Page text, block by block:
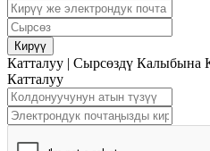
Кирүү
Катталуу | Сырсөздү Калыбына
Катталуу